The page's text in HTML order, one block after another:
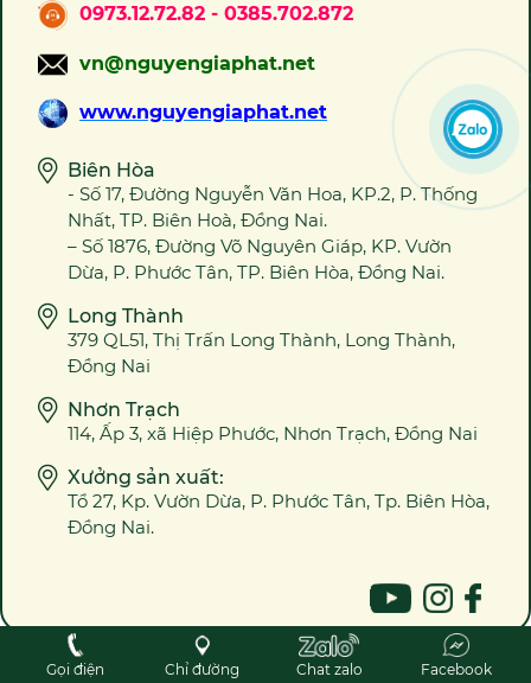
0973.12.72.82 - 0385.702.872
vn@nguyengiaphat.net
www.nguyengiaphat.net
Biên Hòa
- Số 17, Đường Nguyễn Văn Hoa, KP.2, P. Thống
Nhất, TP. Biên Hoà, Đồng Nai.
– Số 1876, Đường Võ Nguyên Giáp, KP. Vườn
Dừa, P. Phước Tân, TP. Biên Hòa, Đồng Nai.
Long Thành
379 QL51, Thị Trấn Long Thành, Long Thành,
Đồng Nai
Nhơn Trạch
114, Ấp 3, xã Hiệp Phước, Nhơn Trạch, Đồng Nai
Xưởng sản xuất:
Tổ 27, Kp. Vườn Dừa, P. Phước Tân, Tp. Biên Hòa,
Đồng Nai.
2023 @ Bản quyền ALOWEB ™
Gọi điện Chỉ đường Chat zalo Facebook